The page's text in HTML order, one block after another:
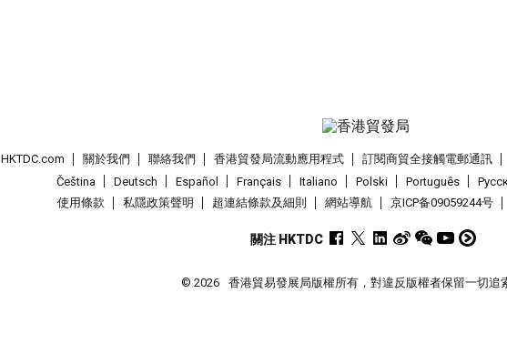
HKTDC.com 關於我們 聯絡我們 香港貿發局流動應用程式 訂閱商貿全接觸電郵通訊
Čeština
Deutsch Español Français Italiano Polski Português
使用條款
私隱政策聲明 超連結條款及細則 網站導航 京ICP备09059244号
關注 HKTDC
© 2026 香港貿易發展局版權所有，對違反版權者保留一切追